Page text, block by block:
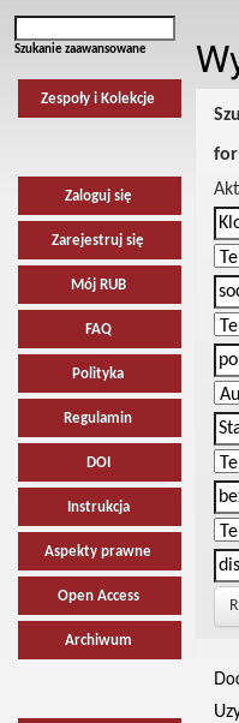
Szukanie zaawansowane
Zespoły i Kolekcje
Zaloguj się
Zarejestruj się
Mój RUB
FAQ
Polityka
Regulamin
DOI
Instrukcja
Aspekty prawne
Open Access
Archiwum
for